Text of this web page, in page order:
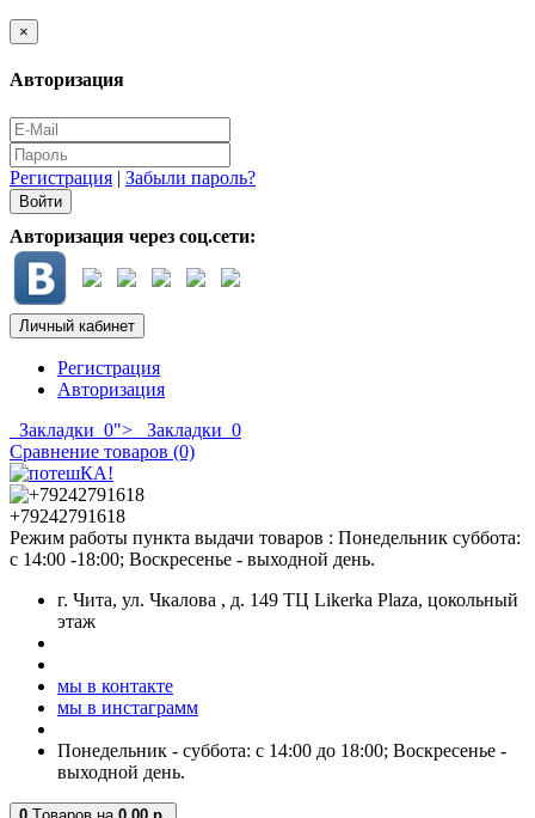
×
Авторизация
Регистрация | Забыли пароль?
Авторизация через соц.сети:
Личный кабинет
Регистрация
Авторизация
Закладки 0"> Закладки 0
Сравнение товаров (0)
+79242791618
Режим работы пункта выдачи товаров : Понедельник суббота:
с 14:00 -18:00; Воскресенье - выходной день.
г. Чита, ул. Чкалова , д. 149 ТЦ Likerka Plaza, цокольный
этаж
мы в контакте
мы в инстаграмм
Понедельник - суббота: с 14:00 до 18:00; Воскресенье -
выходной день.